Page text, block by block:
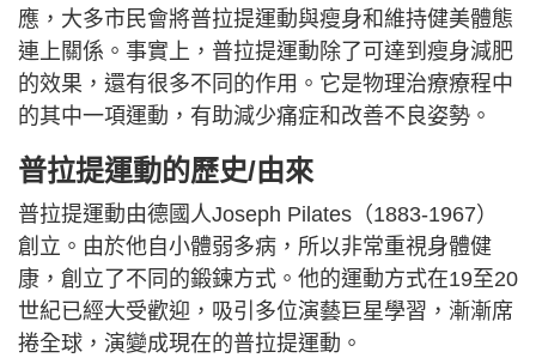
應，大多市民會將普拉提運動與瘦身和維持健美體態
連上關係。事實上，普拉提運動除了可達到瘦身減肥
的效果，還有很多不同的作用。它是物理治療療程中
的其中一項運動，有助減少痛症和改善不良姿勢。
普拉提運動的歷史/由來
普拉提運動由德國人Joseph Pilates（1883-1967）
創立。由於他自小體弱多病，所以非常重視身體健
康，創立了不同的鍛鍊方式。他的運動方式在19至20
世紀已經大受歡迎，吸引多位演藝巨星學習，漸漸席
捲全球，演變成現在的普拉提運動。